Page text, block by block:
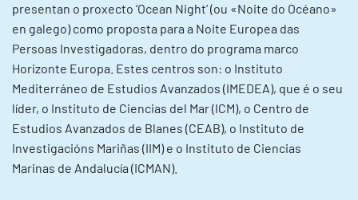
presentan o proxecto ‘Ocean Night’ (ou «Noite do Océano»
en galego) como proposta para a Noite Europea das
Persoas Investigadoras, dentro do programa marco
Horizonte Europa. Estes centros son: o Instituto
Mediterráneo de Estudios Avanzados (IMEDEA), que é o seu
líder, o Instituto de Ciencias del Mar (ICM), o Centro de
Estudios Avanzados de Blanes (CEAB), o Instituto de
Investigacións Mariñas (IIM) e o Instituto de Ciencias
Marinas de Andalucía (ICMAN).